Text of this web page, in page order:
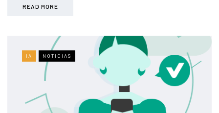
READ MORE
IA NOTICIAS